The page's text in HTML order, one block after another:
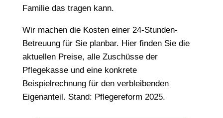
Familie das tragen kann.
Wir machen die Kosten einer 24-Stunden-
Betreuung für Sie planbar. Hier finden Sie die
aktuellen Preise, alle Zuschüsse der
Pflegekasse und eine konkrete
Beispielrechnung für den verbleibenden
Eigenanteil. Stand: Pflegereform 2025.